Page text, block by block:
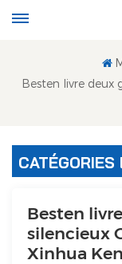
Besten livre deux
CATÉGORIES
Besten
silencieux
Xinhua